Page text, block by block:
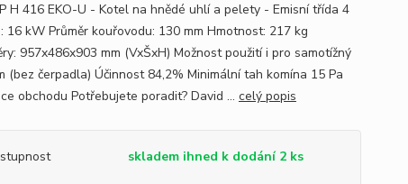
H 416 EKO-U - Kotel na hnědé uhlí a pelety - Emisní třída 4
16 kW Průměr kouřovodu: 130 mm Hmotnost: 217 kg
957x486x903 mm (VxŠxH) Možnost použití i pro samotížný
(bez čerpadla) Účinnost 84,2% Minimální tah komína 15 Pa
obchodu Potřebujete poradit? David ... celý popis
skladem ihned k dodání 2 ks